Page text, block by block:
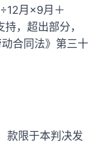
月×9月＋
，超出部分，
合同法》第三十
款限于本判决发